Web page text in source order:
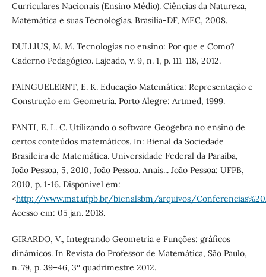
Curriculares Nacionais (Ensino Médio). Ciências da Natureza,
Matemática e suas Tecnologias. Brasília-DF, MEC, 2008.
DULLIUS, M. M. Tecnologias no ensino: Por que e Como?
Caderno Pedagógico. Lajeado, v. 9, n. 1, p. 111-118, 2012.
FAINGUELERNT, E. K. Educação Matemática: Representação e
Construção em Geometria. Porto Alegre: Artmed, 1999.
FANTI, E. L. C. Utilizando o software Geogebra no ensino de
certos conteúdos matemáticos. In: Bienal da Sociedade
Brasileira de Matemática. Universidade Federal da Paraíba,
João Pessoa, 5, 2010, João Pessoa. Anais... João Pessoa: UFPB,
2010, p. 1-16. Disponível em:
<http://www.mat.ufpb.br/bienalsbm/arquivos/
Acesso em: 05 jan. 2018.
GIRARDO, V., Integrando Geometria e Funções: gráficos
dinâmicos. In Revista do Professor de Matemática, São Paulo,
n. 79, p. 39–46, 3º quadrimestre 2012.